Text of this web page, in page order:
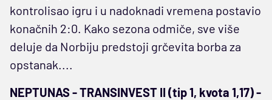
kontrolisao igru i u nadoknadi vremena postavio
konačnih 2:0. Kako sezona odmiče, sve više
deluje da Norbiju predstoji grčevita borba za
opstanak....
NEPTUNAS - TRANSINVEST II (tip 1, kvota 1,17) -